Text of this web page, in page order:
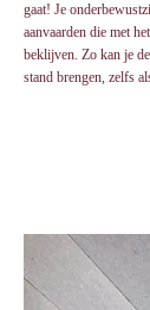
gaat! Je
aanvaarden die met
beklijven. Zo kan je
stand brengen, zelfs